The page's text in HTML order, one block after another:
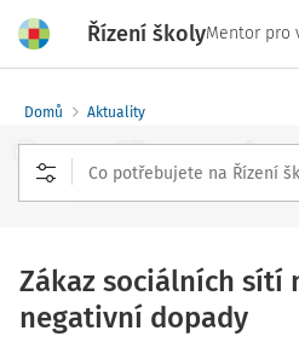
Řízení školyMentor pro
Domů Aktuality
Zákaz sociálních sítí
negativní dopady